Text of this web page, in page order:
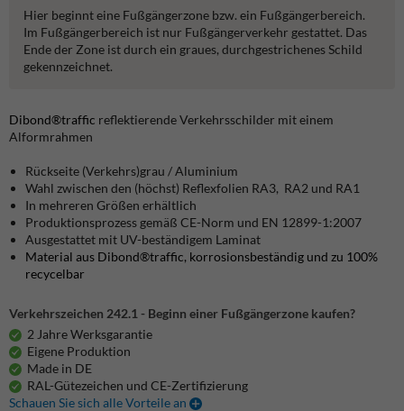
Hier beginnt eine Fußgängerzone bzw. ein Fußgängerbereich.
Im Fußgängerbereich ist nur Fußgängerverkehr gestattet. Das
Ende der Zone ist durch ein graues, durchgestrichenes Schild
gekennzeichnet.
Dibond®traffic reflektierende Verkehrsschilder mit einem
Alformrahmen
Rückseite (Verkehrs)grau / Aluminium
Wahl zwischen den (höchst) Reflexfolien RA3, RA2 und RA1
In mehreren Größen erhältlich
Produktionsprozess gemäß CE-Norm und EN 12899-1:2007
Ausgestattet mit UV-beständigem Laminat
Material aus Dibond®traffic, korrosionsbeständig und zu 100%
recycelbar
Verkehrszeichen 242.1 - Beginn einer Fußgängerzone kaufen?
2 Jahre Werksgarantie
Eigene Produktion
Made in DE
RAL-Gütezeichen und CE-Zertifizierung
Schauen Sie sich alle Vorteile an